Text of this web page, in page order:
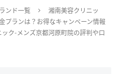
ンド一覧
湘南美容クリニッ
プランは？お得なキャンペーン情報
ク-メンズ京都河原町院の評判や口